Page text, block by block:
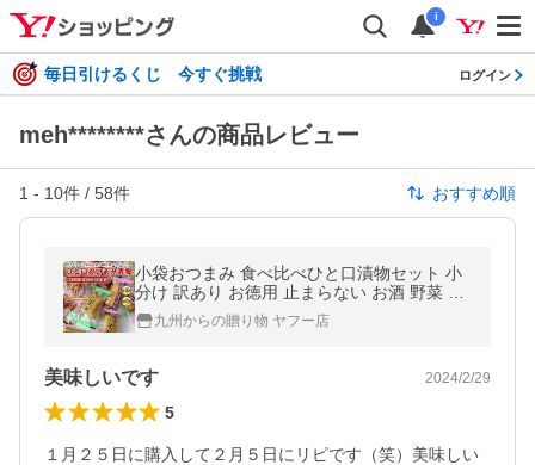
i
毎日引けるくじ 今すぐ挑戦 ログイン
meh********さんの商品レビュー
1 - 10件 / 58件 おすすめ順
小袋おつまみ 食べ比べひと口漬物セット 小
分け 訳あり お徳用 止まらない お酒 野菜 漬
物 食品 個包装 ご飯のお供 お菓子 ポイント
利用 爆買 ポイント消化
九州からの贈り物 ヤフー店
美味しいです 2024/2/29
5
１月２５日に購入して２月５日にリピです（笑）美味しい